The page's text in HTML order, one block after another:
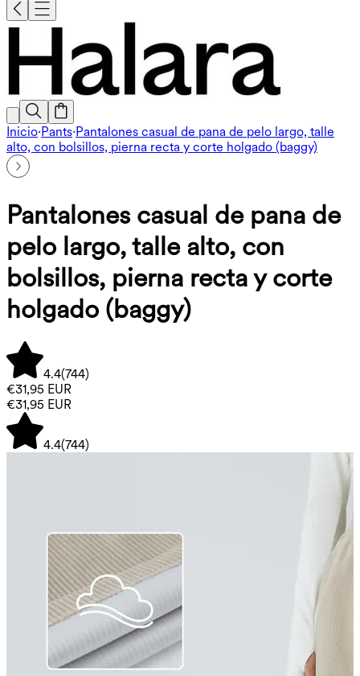
Inicio·Pants·Pantalones casual de pana de pelo largo, talle
alto, con bolsillos, pierna recta y corte holgado (baggy)
Pantalones casual de pana de
pelo largo, talle alto, con
bolsillos, pierna recta y corte
holgado (baggy)
4.4(744)
€31,95 EUR
€31,95 EUR
4.4(744)